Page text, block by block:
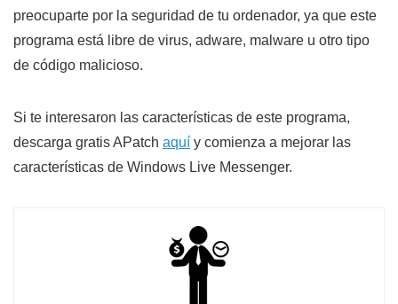
preocuparte por la seguridad de tu ordenador, ya que este
programa está libre de virus, adware, malware u otro tipo
de código malicioso.
Si te interesaron las características de este programa,
descarga gratis APatch aquí y comienza a mejorar las
características de Windows Live Messenger.